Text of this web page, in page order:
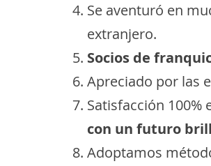
Se aventuró en
extranjero.
Socios de
Apreciado por las
Satisfacción 100%
con un futuro
Adoptamos